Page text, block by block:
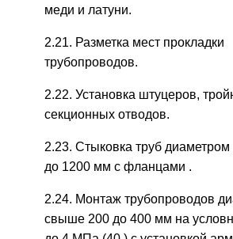
меди и латуни.
2.21. Разметка мест прокладки
трубопроводов.
2.22. Установка штуцеров,
секционных отводов.
2.23. Стыковка труб
до 1200 мм с фланцами .
2.24. Монтаж трубопроводов
свыше 200 до 400 мм на